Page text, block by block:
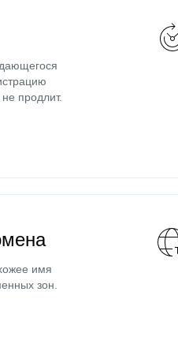
продлит.
имя
зон.